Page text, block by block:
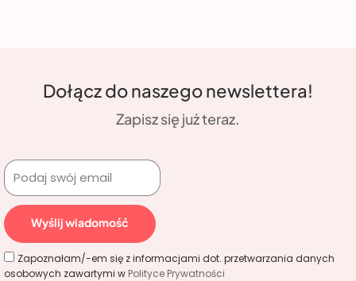
Dołącz do naszego newslettera!
Zapisz się już teraz.
Zapoznałam/-em się z informacjami dot. przetwarzania danych
osobowych zawartymi w Polityce Prywatności
Wyślij wiadomość